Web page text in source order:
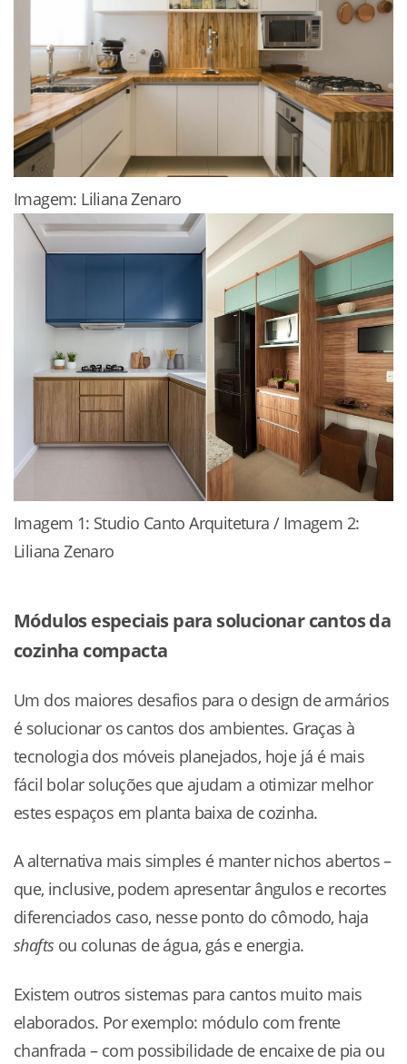
Imagem: Liliana Zenaro
Imagem 1: Studio Canto Arquitetura / Imagem 2:
Liliana Zenaro
Módulos especiais para solucionar cantos da
cozinha compacta
Um dos maiores desafios para o design de armários
é solucionar os cantos dos ambientes. Graças à
tecnologia dos móveis planejados, hoje já é mais
fácil bolar soluções que ajudam a otimizar melhor
estes espaços em planta baixa de cozinha.
A alternativa mais simples é manter nichos abertos –
que, inclusive, podem apresentar ângulos e recortes
diferenciados caso, nesse ponto do cômodo, haja
shafts ou colunas de água, gás e energia.
Existem outros sistemas para cantos muito mais
elaborados. Por exemplo: módulo com frente
chanfrada – com possibilidade de encaixe de pia ou